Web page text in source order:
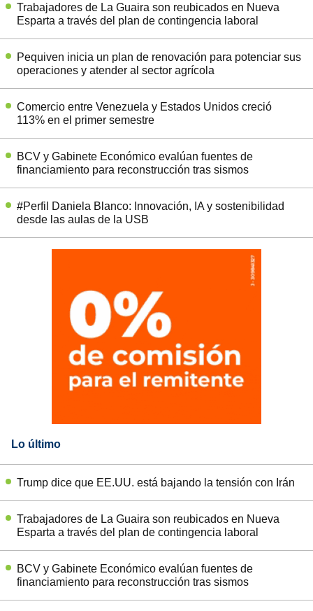
Trabajadores de La Guaira son reubicados en Nueva
Esparta a través del plan de contingencia laboral
Pequiven inicia un plan de renovación para potenciar sus
operaciones y atender al sector agrícola
Comercio entre Venezuela y Estados Unidos creció
113% en el primer semestre
BCV y Gabinete Económico evalúan fuentes de
financiamiento para reconstrucción tras sismos
#Perfil Daniela Blanco: Innovación, IA y sostenibilidad
desde las aulas de la USB
Lo último
Trump dice que EE.UU. está bajando la tensión con Irán
Trabajadores de La Guaira son reubicados en Nueva
Esparta a través del plan de contingencia laboral
BCV y Gabinete Económico evalúan fuentes de
financiamiento para reconstrucción tras sismos